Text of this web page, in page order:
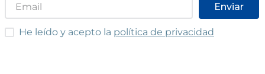
Enviar
He leído y acepto las condiciones
He leído y acepto la política de privacidad